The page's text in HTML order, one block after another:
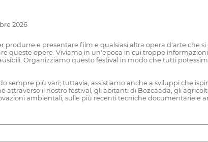
2026
e presentare film e qualsiasi altra opera d'arte che
queste opere. Viviamo in un'epoca in cui troppe
Organizziamo questo festival in modo che tutti
più vari; tuttavia, assistiamo anche a sviluppi che
il nostro festival, gli abitanti di Bozcaada, gli
ambientali, sulle più recenti tecniche documentarie e